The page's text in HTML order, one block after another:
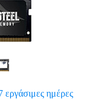
εργάσιμες ημέρες